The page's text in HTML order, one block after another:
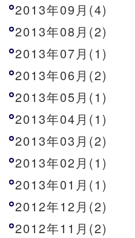
2013年09月(4)
2013年08月(2)
2013年07月(1)
2013年06月(2)
2013年05月(1)
2013年04月(1)
2013年03月(2)
2013年02月(1)
2013年01月(1)
2012年12月(2)
2012年11月(2)